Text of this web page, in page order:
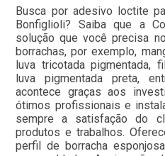
Busca por adesivo loctite
Bonfiglioli? Saiba que a
solução que você precisa
borrachas, por exemplo,
luva tricotada pigmentada,
luva pigmentada preta,
acontece graças aos
ótimos profissionais e
sempre a satisfação do
produtos e trabalhos.
perfil de borracha